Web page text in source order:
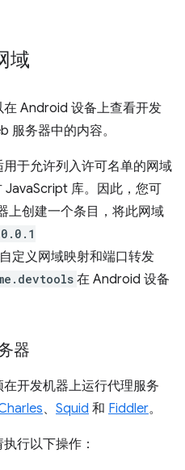
域
Android 设备上查看开发
服务器中的内容。
于允许列入许可名单的网域
JavaScript 库。因此，您可
上创建一个条目，将此网域
定义网域映射和端口转发
在 Android 设备
器
开发机器上运行代理服务
、 Squid 和 Fiddler。
行以下操作：